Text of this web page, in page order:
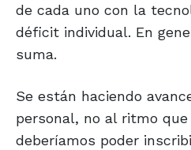
de cada uno con la
déficit individual. En
suma.
Se están haciendo
personal, no al ritmo que
deberíamos poder